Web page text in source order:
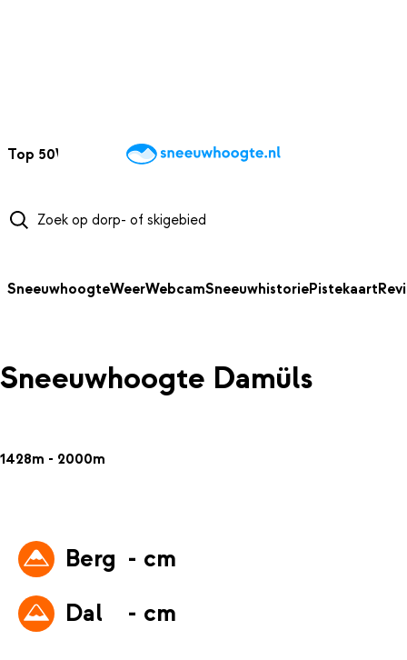
Top 50Webcams WintersportweerKaarten
SneeuwhoogteWeerWebcamSneeuwhistoriePistekaart
Sneeuwhoogte Damüls
1428m - 2000m
Berg - cm
Dal
- cm